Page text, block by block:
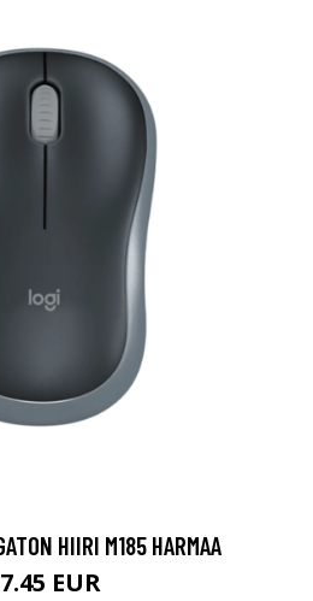
HIIRI M185 HARMAA
EUR